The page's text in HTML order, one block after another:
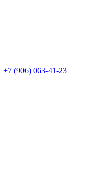
+7 (906) 063-41-23